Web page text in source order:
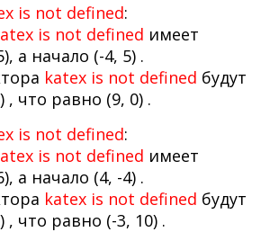
is not defined:
is not defined имеет
а начало (-4, 5) .
katex is not defined будут
, что равно (9, 0) .
is not defined:
is not defined имеет
а начало (4, -4) .
katex is not defined будут
, что равно (-3, 10) .